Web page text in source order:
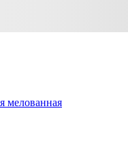
мелованная